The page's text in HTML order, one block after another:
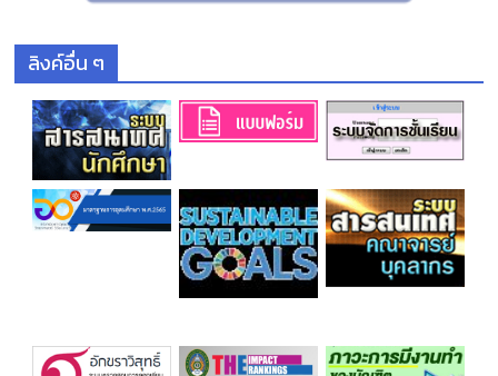
ลิงค์อื่น ๆ